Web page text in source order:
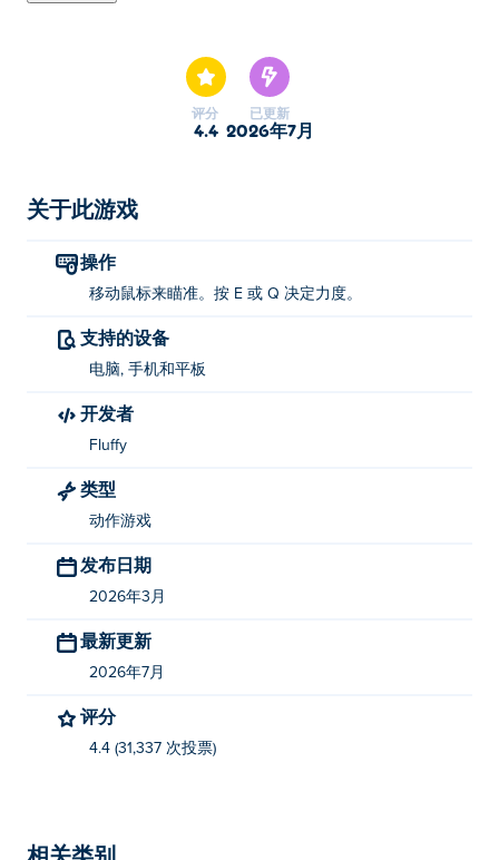
和推力，然后看着它们同时冲锋——滑行、碰撞、互相推
搡，最终落下平台。制定巧妙的策略，尽情欢笑，努力成
为冰面上最后的幸存者。准备好击败对手，赢得胜利了
如何玩《淘汰企鹅》？
谁创造了《击倒企鹅》？
《Knockout Penguins》由 Fluffy 制作。这是他们在 Poki!
上的第一款游戏。
如何免费玩《淘汰企鹅》？
我可以在手机和电脑上玩《Kockout
评分
4.4
已更新
2026年7月
关于此游戏
操作
移动鼠标来瞄准。按 E 或 Q 决定力度。
支持的设备
电脑, 手机和平板
开发者
Fluffy
类型
动作游戏
发布日期
2026年3月
最新更新
2026年7月
评分
4.4 (31,337 次投票)
相关类别